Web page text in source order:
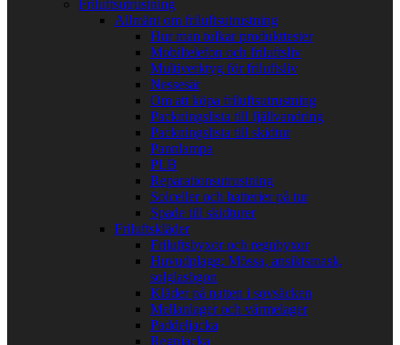
Friluftsutrustning
Allmänt om friluftsutrustning
Hur man tolkar produkttester
Mobiltelefon och friluftsliv
Multiverktyg för friluftsliv
Nessesär
Om att köpa friluftsutrustning
Packningslista till fjällvandring
Packningslista till skidtur
Pannlampa
PLB
Reparationsutrustning
Solceller och batterier på tur
Spade till skidturer
Friluftskläder
Friluftsbyxor och regnbyxor
Huvudplagg: Mössa, ansiktsmask,
solglasögon
Kläder på natten i sovsäcken
Mellanlager och värmelager
Paddeljacka
Regnjacka